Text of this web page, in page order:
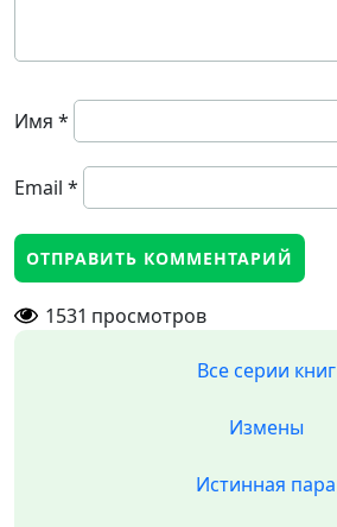
Имя *
Email *
1531 просмотров
Все серии книг
Измены
Истинная пара